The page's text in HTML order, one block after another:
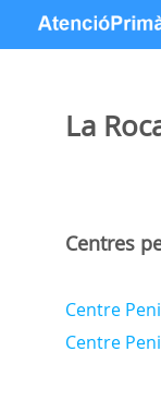
内容へスキップ
La
Centres
Centre
Centre